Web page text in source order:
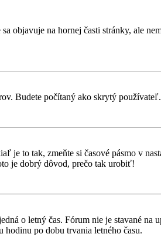
objavuje na hornej časti stránky, ale
Budete počítaný ako skrytý používateľ.
je to tak, zmeňte si časové pásmo v
je dobrý dôvod, prečo tak urobiť!
o letný čas. Fórum nie je stavané na
hodinu po dobu trvania letného času.